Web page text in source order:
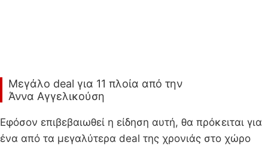
Μεγάλο deal για 11 πλοία από την
Άννα Αγγελικούση
Εφόσον επιβεβαιωθεί η είδηση αυτή, θα πρόκειται για
ένα από τα μεγαλύτερα deal της χρονιάς στο χώρο